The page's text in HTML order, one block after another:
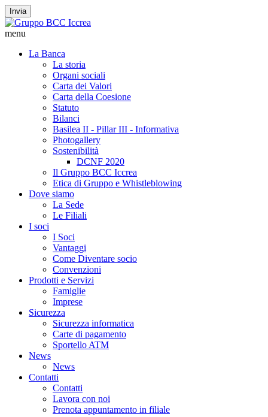
Invia
menu
La Banca
La storia
Organi sociali
Carta dei Valori
Carta della Coesione
Statuto
Bilanci
Basilea II - Pillar III - Informativa
Photogallery
Sostenibilità
DCNF 2020
Il Gruppo BCC Iccrea
Etica di Gruppo e Whistleblowing
Dove siamo
La Sede
Le Filiali
I soci
I Soci
Vantaggi
Come Diventare socio
Convenzioni
Prodotti e Servizi
Famiglie
Imprese
Sicurezza
Sicurezza informatica
Carte di pagamento
Sportello ATM
News
News
Contatti
Contatti
Lavora con noi
Prenota appuntamento in filiale